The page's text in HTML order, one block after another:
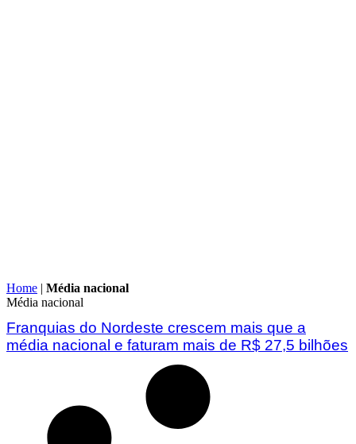
Home | Média nacional
Média nacional
Franquias do Nordeste crescem mais que a
média nacional e faturam mais de R$ 27,5 bilhões